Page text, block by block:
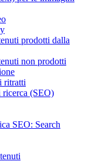
prodotti dalla
non prodotti
ritratti
(SEO)
SEO: Search